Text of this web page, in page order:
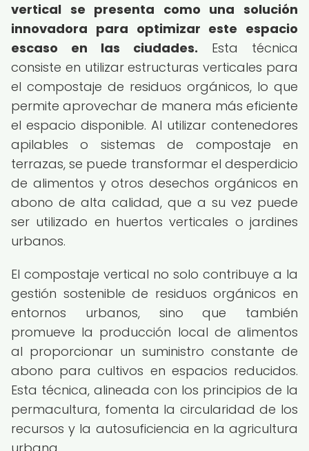
vertical se presenta como una solución
innovadora para optimizar este espacio
escaso en las ciudades. Esta técnica
consiste en utilizar estructuras verticales para
el compostaje de residuos orgánicos, lo que
permite aprovechar de manera más eficiente
el espacio disponible. Al utilizar contenedores
apilables o sistemas de compostaje en
terrazas, se puede transformar el desperdicio
de alimentos y otros desechos orgánicos en
abono de alta calidad, que a su vez puede
ser utilizado en huertos verticales o jardines
urbanos.
El compostaje vertical no solo contribuye a la
gestión sostenible de residuos orgánicos en
entornos urbanos, sino que también
promueve la producción local de alimentos
al proporcionar un suministro constante de
abono para cultivos en espacios reducidos.
Esta técnica, alineada con los principios de la
permacultura, fomenta la circularidad de los
recursos y la autosuficiencia en la agricultura